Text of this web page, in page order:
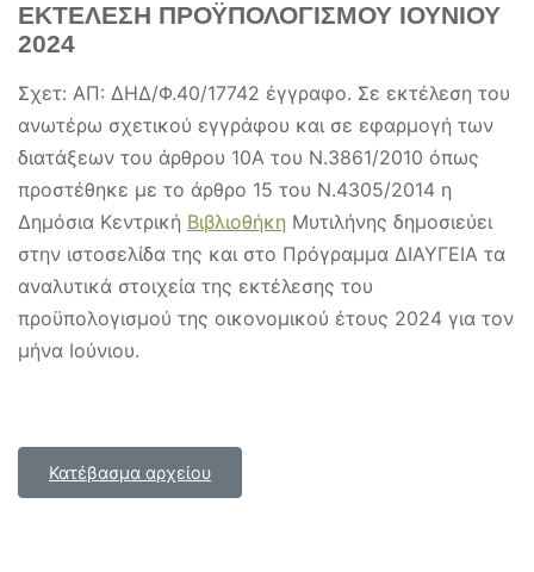
ΕΚΤΕΛΕΣΗ ΠΡΟΫΠΟΛΟΓΙΣΜΟΥ ΙΟΥΝΙΟΥ
2024
Σχετ: ΑΠ: ΔΗΔ/Φ.40/17742 έγγραφο. Σε εκτέλεση του
ανωτέρω σχετικού εγγράφου και σε εφαρμογή των
διατάξεων του άρθρου 10Α του Ν.3861/2010 όπως
προστέθηκε με το άρθρο 15 του Ν.4305/2014 η
Δημόσια Κεντρική Βιβλιοθήκη Μυτιλήνης δημοσιεύει
στην ιστοσελίδα της και στο Πρόγραμμα ΔΙΑΥΓΕΙΑ τα
αναλυτικά στοιχεία της εκτέλεσης του
προϋπολογισμού της οικονομικού έτους 2024 για τον
μήνα Ιούνιου.
Κατέβασμα αρχείου